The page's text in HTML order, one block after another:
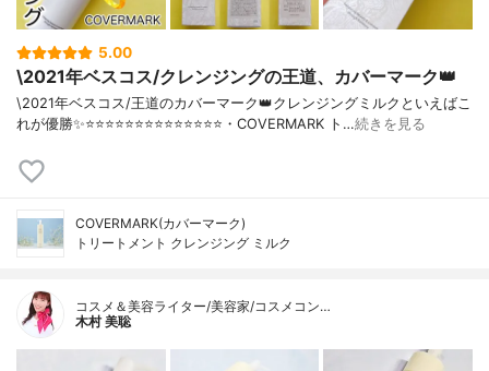
5.00
\2021年ベスコス/クレンジングの王道、カバーマーク👑
\2021年ベスコス/王道のカバーマーク👑クレンジングミルクといえばこ
れが優勝✨⭐️⭐️⭐️⭐️⭐️⭐️⭐️⭐️⭐️⭐️⭐️⭐️⭐️⭐️・COVERMARK ト…続きを見る
COVERMARK(カバーマーク)
トリートメント クレンジング ミルク
コスメ＆美容ライター/美容家/コスメコン…
木村 美聡